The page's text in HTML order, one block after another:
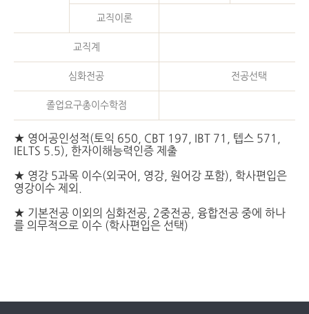
교직이론
교직계
심화전공 전공선택
졸업요구총이수학점
★ 영어공인성적(토익 650, CBT 197, IBT 71, 텝스 571,
IELTS 5.5), 한자이해능력인증 제출
★ 영강 5과목 이수(외국어, 영강, 원어강 포함), 학사편입은
영강이수 제외.
★ 기본전공 이외의 심화전공, 2중전공, 융합전공 중에 하나
를 의무적으로 이수 (학사편입은 선택)